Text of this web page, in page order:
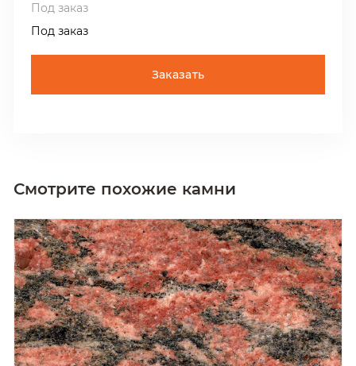
Под заказ
Заказать
Смотрите похожие камни